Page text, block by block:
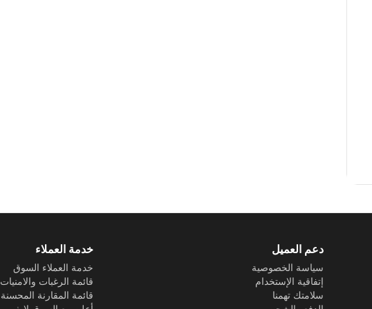
دعم العميل
سياسة الخصوصية
إتفاقية الإستخدام
سلامتك تهمنا
خدمة العملاء
خدمة العملاء السوق
قائمة الرغبات والامنيات
قائمة المقارنة المحسنة